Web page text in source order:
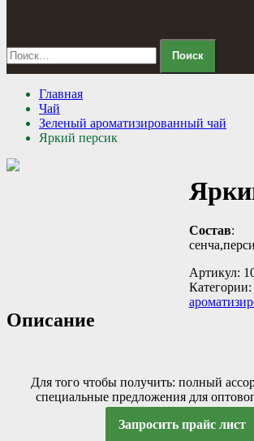
Найти:
Главная
Чай
Зеленый ароматизированный чай
Яркий персик
Состав:
Артикул:
Категории:
Описание
Для того чтобы получить: полный
специальные предложения для
Запросить прайс лист